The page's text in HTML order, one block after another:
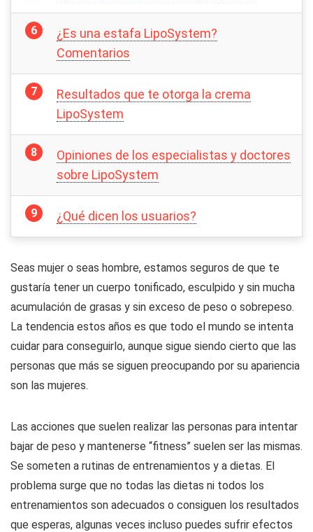
¿Es una estafa LipoSystem?
Comentarios
Resultados que te otorga la crema
LipoSystem
Opiniones de los especialistas y doctores
sobre LipoSystem
¿Qué dicen los usuarios?
Seas mujer o seas hombre, estamos seguros de que te
gustaría tener un cuerpo tonificado, esculpido y sin mucha
acumulación de grasas y sin exceso de peso o sobrepeso.
La tendencia estos años es que todo el mundo se intenta
cuidar para conseguirlo, aunque sigue siendo cierto que las
personas que más se siguen preocupando por su apariencia
son las mujeres.
Las acciones que suelen realizar las personas para intentar
bajar de peso y mantenerse “fitness” suelen ser las mismas.
Se someten a rutinas de entrenamientos y a dietas. El
problema surge que no todas las dietas ni todos los
entrenamientos son adecuados o consiguen los resultados
que esperas, algunas veces incluso puedes sufrir efectos